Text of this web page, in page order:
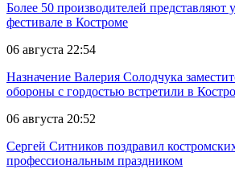
Более 50 производителей представляют
фестивале в Костроме
06 августа 22:54
Назначение Валерия Солодчука
обороны с гордостью встретили в
06 августа 20:52
Сергей Ситников поздравил
профессиональным праздником